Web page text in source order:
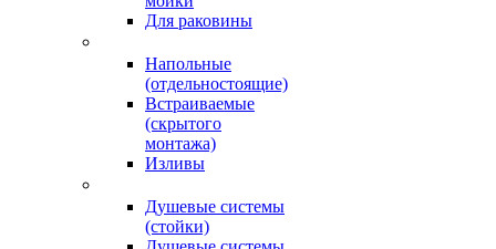
Для раковины
Напольные
(отдельностоящие)
Встраиваемые
(скрытого
монтажа)
Изливы
Душевые системы
(стойки)